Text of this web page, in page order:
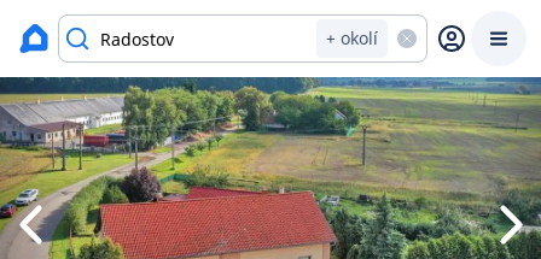
+ okolí
Prodat Koupit Ceny
Prodej s Reas.cz
Výpis nemovitostí Zavřít